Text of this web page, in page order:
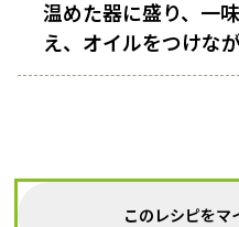
温めた器に盛り、一
え、オイルをつけな
このレシピをマ